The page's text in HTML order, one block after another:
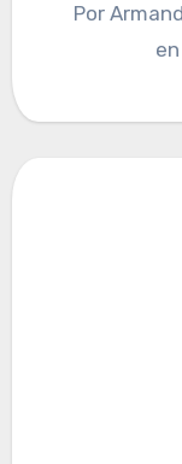
Por Armando Alfonzo Jiménez. Publicado